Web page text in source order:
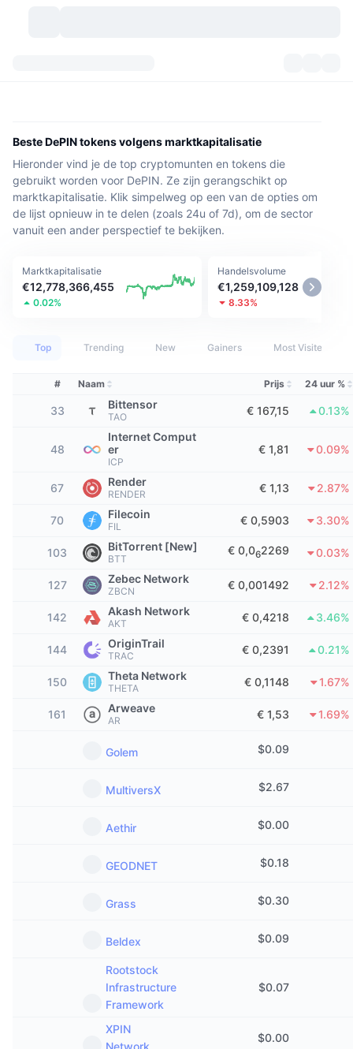
Categorieën
Historische snapshots
Opbrengsten
Trending
Aankomend
Recent toegevoegd
Winnaars en verliezers
Meest bezocht
Sentiment van de gemeenschap
Voorspellingsmarkten
Trending
Financiën
Technologie
Totale NFT-statistieken
Marktoverzicht
Spotmarkt
Bitcoin Schatkisten
Indicatoren
Fear & greed index
Seizoensindex Altcoin
Indicatoren marktcyclus
Bitcoin-dominantie
CoinMarketCap 20 Index
CoinMarketCap 100 Index
ETF-stromen
Crypto-ETF's
Bitcoin ETF's
Ethereum (Ethereum) ETF's
Overzicht
Signalen New
Populair
Stijgers
Tophandelaren
Beurzen
Gecentraliseerde beurzen
Derivaten
Derivaten
Community
Onderwerpen
API
Bronnen
Documentatie
AI-integraties
CMC Agent Hub
Vaardighedenmarktplaats
Producten
Nieuwsbrief
CMC Launch
CMC Labs
CMC Max
Topverhalen
Telegram-bot
Adverteren
Site-widgets
Beste DePIN tokens volgens marktkapitalisatie
Hieronder vind je de top cryptomunten en tokens die
gebruikt worden voor DePIN. Ze zijn gerangschikt op
marktkapitalisatie. Klik simpelweg op een van de opties om
de lijst opnieuw in te delen (zoals 24u of 7d), om de sector
vanuit een ander perspectief te bekijken.
Marktkapitalisatie
€12,778,366,455
0.02%
Handelsvolume
€1,259,109,128
8.33%
Top Trending New Gainers Most Visited
# Naam Prijs 24 uur %
33 Bittensor
TAO € 167,15 0.13%
48
Internet Comput
er
ICP
€ 1,81 0.09%
67 Render
RENDER € 1,13 2.87%
70 Filecoin
FIL € 0,5903 3.30%
103 BitTorrent [New]
BTT
€ 0,062269 0.03%
127 Zebec Network
ZBCN € 0,001492 2.12%
142 Akash Network
AKT € 0,4218 3.46%
144 OriginTrail
TRAC € 0,2391 0.21%
150 Theta Network
THETA € 0,1148 1.67%
161 Arweave
AR € 1,53 1.69%
Golem $0.09
MultiversX $2.67
Aethir $0.00
GEODNET $0.18
Grass $0.30
Beldex $0.09
Rootstock
Infrastructure
Framework
$0.07
XPIN
Network
$0.00